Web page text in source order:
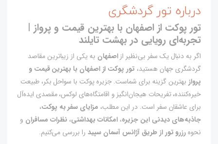
درباره تور گردشگری
تور پوکت از اصفهان با بهترین قیمت و پرواز |
تجربه‌ای رویایی در بهشت تایلند
اگر به دنبال یک سفر بی‌نظیر ازاصفهان به یکی از زیباترین مقاصد
گردشگری جهان هستید، تور پوکت از اصفهان با بهترین قیمت و
پرواز بهترین گزینه برای شماست. جزیره پوکت با سواحل بکر، طبیعت
خیره‌کننده، تفریحات هیجان‌انگیز و اقامتگاه‌های لوکس، مقصدی ایده‌آل
برای عاشقان سفر است. در این مطلب، مزایای سفر به پوکت،
جاذبه‌های دیدنی این جزیره، امکانات بهداشتی، نظرات مسافران و
نحوهرزرو تور از طریق آژانس آسمان سپید را بررسی می‌کنیم.